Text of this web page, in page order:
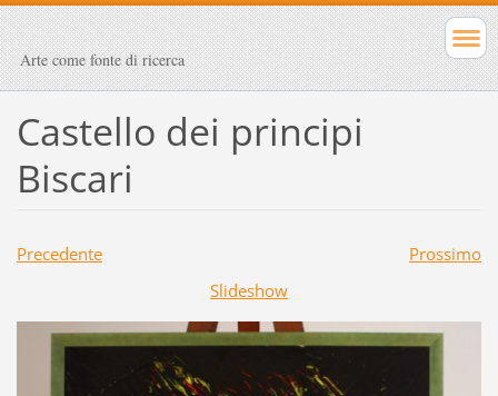
Arte come fonte di ricerca
Castello dei principi
Biscari
Precedente
Prossimo
Slideshow